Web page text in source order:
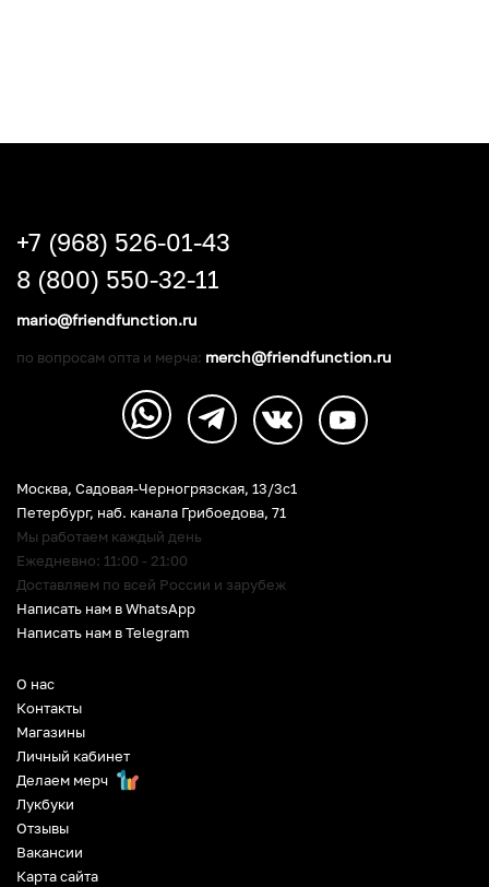
О нас
Контакты
Магазины
Личный кабинет
Делаем мерч
Лукбуки
Отзывы
Вакансии
Карта сайта
Москва, Садовая-Черногрязская, 13/3c1
Петербург, наб. канала Грибоедова, 71
Мы работаем каждый день
Ежедневно: 11:00 - 21:00
Доставляем по всей России и зарубеж
Написать нам в WhatsApp
Написать нам в Telegram
+7 (968) 526-01-43
8 (800) 550-32-11
mario@friendfunction.ru
по вопросам опта и мерча: merch@friendfunction.ru